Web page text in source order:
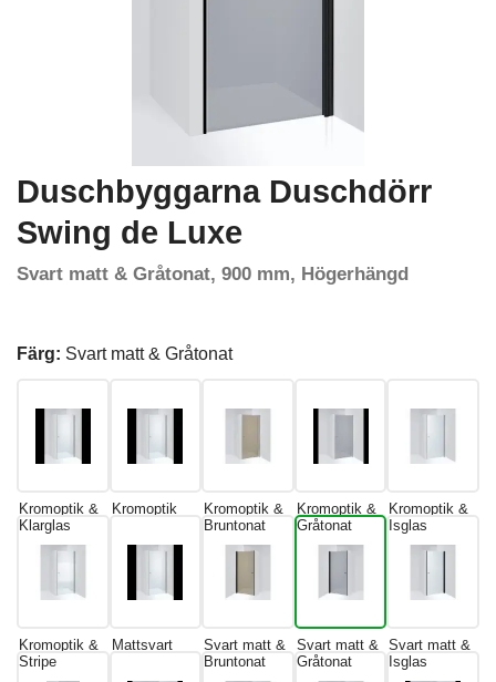
Duschbyggarna Duschdörr
Swing de Luxe
Svart matt & Gråtonat, 900 mm, Högerhängd
Färg: Svart matt & Gråtonat
Kromoptik &
Klarglas
Kromoptik
Kromoptik &
Bruntonat
Kromoptik &
Gråtonat
Kromoptik &
Isglas
Kromoptik &
Stripe
Mattsvart
Svart matt &
Bruntonat
Svart matt &
Gråtonat
Svart matt &
Isglas